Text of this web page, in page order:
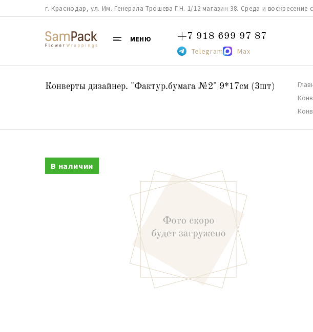
г. Краснодар, ул. Им. Генерала Трошева Г.Н. 1/12 магазин 38. Среда и воскресение
МЕНЮ +7 918 699 97 87
Telegram Max
Конверты дизайнер. "Фактур.бумага №2" 9*17см (3шт)
В наличии